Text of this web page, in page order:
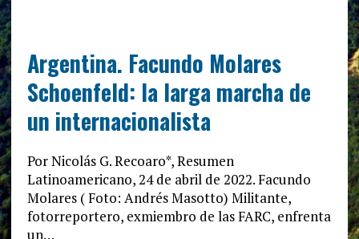
Argentina. Facundo Molares
Schoenfeld: la larga marcha de
un internacionalista
Por Nicolás G. Recoaro*, Resumen
Latinoamericano, 24 de abril de 2022. Facundo
Molares ( Foto: Andrés Masotto) Militante,
fotorreportero, exmiembro de las FARC, enfrenta
un…